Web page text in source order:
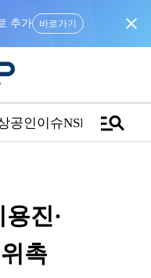
추가 바로가기 close
공인이슈NSPTVmanage_search
진·
촉